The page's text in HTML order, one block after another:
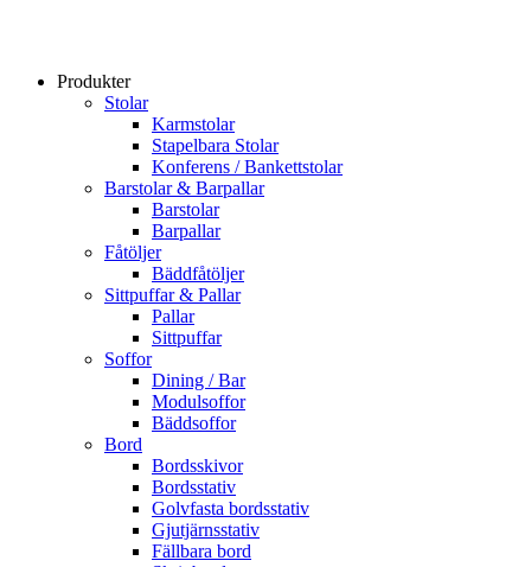
Produkter
Stolar
Karmstolar
Stapelbara Stolar
Konferens / Bankettstolar
Barstolar & Barpallar
Barstolar
Barpallar
Fåtöljer
Bäddfåtöljer
Sittpuffar & Pallar
Pallar
Sittpuffar
Soffor
Dining / Bar
Modulsoffor
Bäddsoffor
Bord
Bordsskivor
Bordsstativ
Golvfasta bordsstativ
Gjutjärnsstativ
Fällbara bord